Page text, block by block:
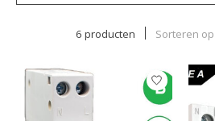
6 producten Sorteren op